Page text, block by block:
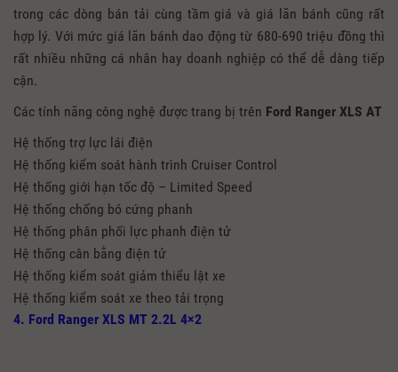
trong các dòng bán tải cùng tầm giá và giá lăn bánh cũng rất
hợp lý. Với mức giá lăn bánh dao động từ 680-690 triệu đồng thì
rất nhiều những cá nhân hay doanh nghiệp có thể dễ dàng tiếp
cận.
Các tính năng công nghệ được trang bị trên Ford Ranger XLS AT
Hệ thống trợ lực lái điện
Hệ thống kiểm soát hành trình Cruiser Control
Hệ thống giới hạn tốc độ – Limited Speed
Hệ thống chống bó cứng phanh
Hệ thống phân phối lực phanh điện tử
Hệ thống cân bằng điện tử
Hệ thống kiểm soát giảm thiểu lật xe
Hệ thống kiểm soát xe theo tải trọng
4. Ford Ranger XLS MT 2.2L 4×2